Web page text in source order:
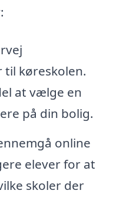
køreskolen.
at vælge en
på din bolig.
online
elever for at
skoler der